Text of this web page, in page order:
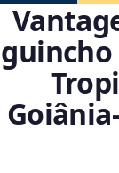
guincho